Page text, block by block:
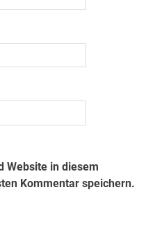
Website in diesem
Kommentar speichern.